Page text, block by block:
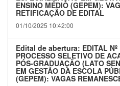
ENSINO MÉDIO (GEPEM):
RETIFICAÇÃO DE EDITAL
01/10/2025 10:42:00
Edital de abertura: EDITAL Nº
PROCESSO SELETIVO DE
PÓS-GRADUAÇÃO (LATO
EM GESTÃO DA ESCOLA
(GEPEM): VAGAS